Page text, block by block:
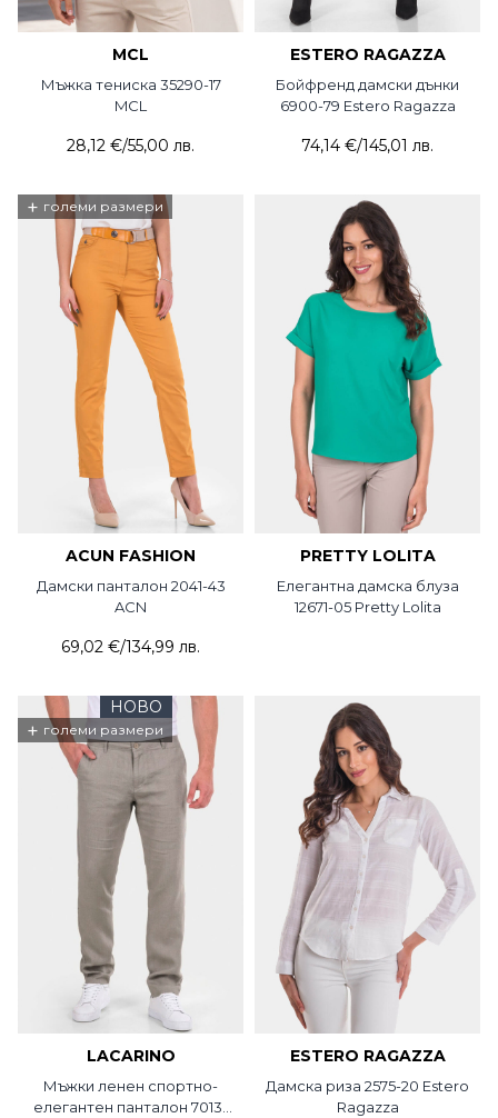
MCL
Мъжка тениска 35290-17
MCL
28,12 €/55,00 лв.
ESTERO RAGAZZA
Бойфренд дамски дънки
6900-79 Estero Ragazza
74,14 €/145,01 лв.
+ големи размери
ACUN FASHION
Дамски панталон 2041-43
ACN
69,02 €/134,99 лв.
PRETTY LOLITA
Елегантна дамска блуза
12671-05 Pretty Lolita
НОВО
+ големи размери
LACARINO
Мъжки ленен спортно-
елегантен панталон 7013-
ESTERO RAGAZZA
Дамска риза 2575-20 Estero
Ragazza